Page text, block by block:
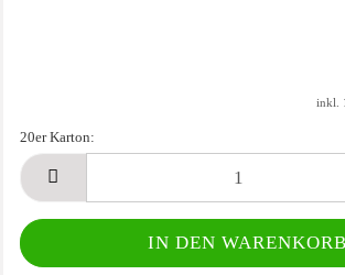
inkl.
20er Karton:
20er
Karton